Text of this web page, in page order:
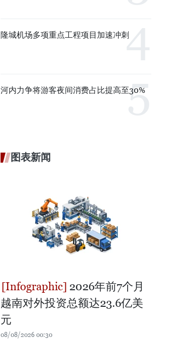
隆城机场多项重点工程项目加速冲刺
河内力争将游客夜间消费占比提高至30%
图表新闻
2026年前7个月
越南对外投资总额达23.6亿美
元
08/08/2026 00:30